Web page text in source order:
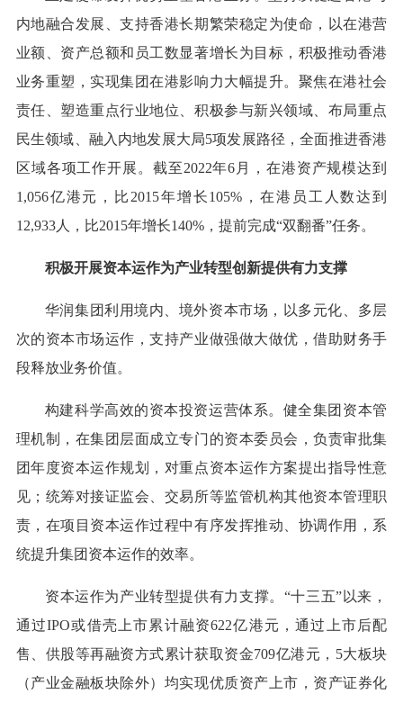
内地融合发展、支持香港长期繁荣稳定为使命，以在港营
业额、资产总额和员工数显著增长为目标，积极推动香港
业务重塑，实现集团在港影响力大幅提升。聚焦在港社会
责任、塑造重点行业地位、积极参与新兴领域、布局重点
民生领域、融入内地发展大局5项发展路径，全面推进香港
区域各项工作开展。截至2022年6月，在港资产规模达到
1,056亿港元，比2015年增长105%，在港员工人数达到
12,933人，比2015年增长140%，提前完成“双翻番”任务。
积极开展资本运作为产业转型创新提供有力支撑
华润集团利用境内、境外资本市场，以多元化、多层
次的资本市场运作，支持产业做强做大做优，借助财务手
段释放业务价值。
构建科学高效的资本投资运营体系。健全集团资本管
理机制，在集团层面成立专门的资本委员会，负责审批集
团年度资本运作规划，对重点资本运作方案提出指导性意
见；统筹对接证监会、交易所等监管机构其他资本管理职
责，在项目资本运作过程中有序发挥推动、协调作用，系
统提升集团资本运作的效率。
资本运作为产业转型提供有力支撑。“十三五”以来，
通过IPO或借壳上市累计融资622亿港元，通过上市后配
售、供股等再融资方式累计获取资金709亿港元，5大板块
（产业金融板块除外）均实现优质资产上市，资产证券化